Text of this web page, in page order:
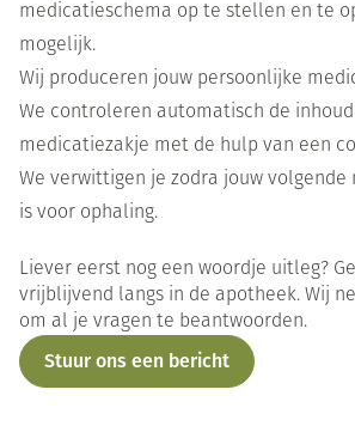
medicatieschema op te stellen en te
mogelijk.
Wij produceren jouw persoonlijke
We controleren automatisch de
medicatiezakje met de hulp van een
We verwittigen je zodra jouw
is voor ophaling.
Liever eerst nog een woordje uitleg?
vrijblijvend langs in de apotheek. Wij
om al je vragen te beantwoorden.
Stuur ons een bericht